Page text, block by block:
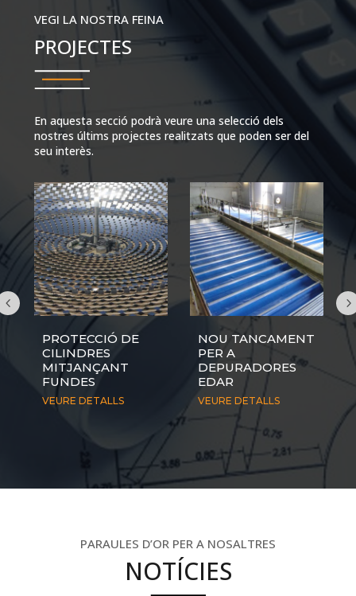
VEGI LA NOSTRA FEINA
PROJECTES
En aquesta secció podrà veure una selecció dels
nostres últims projectes realitzats que poden ser del
seu interès.
NOU TANCAMENT
PER A
DEPURADORES
EDAR
VEURE DETALLS
LLIT
LATERALITZABLE
VEURE DETALLS
PARAULES D’OR PER A NOSALTRES
NOTÍCIES